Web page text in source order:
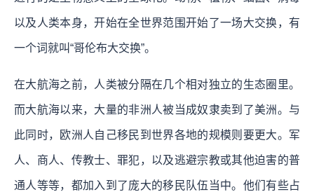
以及人类本身，开始在全世界范围开始了一场大交换，有
一个词就叫“哥伦布大交换”。
在大航海之前，人类被分隔在几个相对独立的生态圈里。
而大航海以来，大量的非洲人被当成奴隶卖到了美洲。与
此同时，欧洲人自己移民到世界各地的规模则要更大。军
人、商人、传教士、罪犯，以及逃避宗教或其他迫害的普
通人等等，都加入到了庞大的移民队伍当中。他们有些占